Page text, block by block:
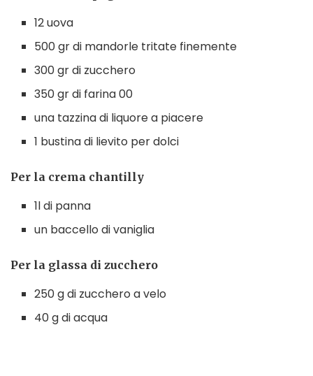
12 uova
500 gr di mandorle tritate finemente
300 gr di zucchero
350 gr di farina 00
una tazzina di liquore a piacere
1 bustina di lievito per dolci
Per la crema chantilly
1l di panna
un baccello di vaniglia
Per la glassa di zucchero
250 g di zucchero a velo
40 g di acqua